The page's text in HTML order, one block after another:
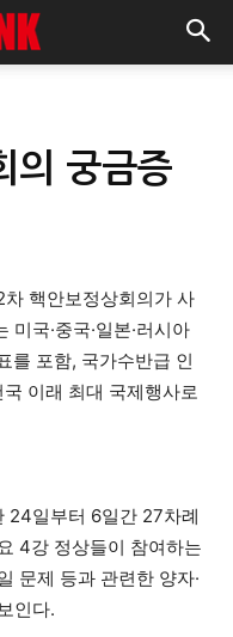
의 궁금증
핵안보정상회의가 사
국·중국·일본·러시아
를 포함, 국가수반급 인
이래 최대 국제행사로
24일부터 6일간 27차례
4강 정상들이 참여하는
문제 등과 관련한 양자·
인다.